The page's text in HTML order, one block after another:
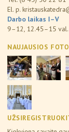
El. p.
Darbo laikas I–V
9–12, 12.45–15 val.
NAUJAUSIOS